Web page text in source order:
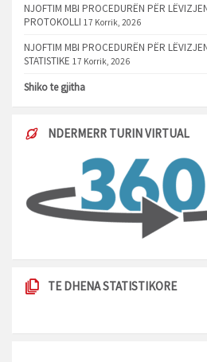
NJOFTIM MBI PROCEDURËN PËR
PROTOKOLLI 17 Korrik, 2026
NJOFTIM MBI PROCEDURËN PËR
STATISTIKE 17 Korrik, 2026
Shiko te gjitha
NDERMERR TURIN VIRTUAL
TE DHENA STATISTIKORE